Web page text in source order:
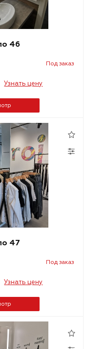
46
Под заказ
Узнать цену
47
Под заказ
Узнать цену